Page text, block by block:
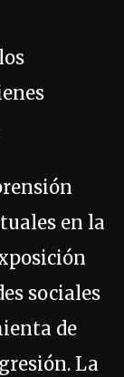
en la
sociales
de
La